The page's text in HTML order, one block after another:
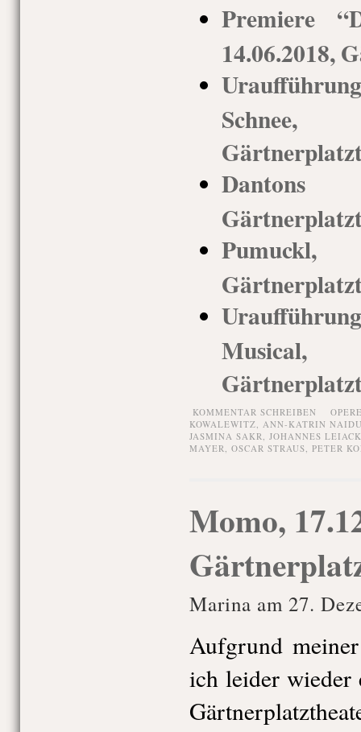
Premiere
14.06.2018,
Dantons
KOMMENTAR SCHREIBEN
KOWALEWITZ, ANN-KATRIN
JASMINA SAKR, JOHANNES
MAYER, OSCAR STRAUS, PETER
Momo,
Marina am 27.
Aufgrund
ich leider wieder